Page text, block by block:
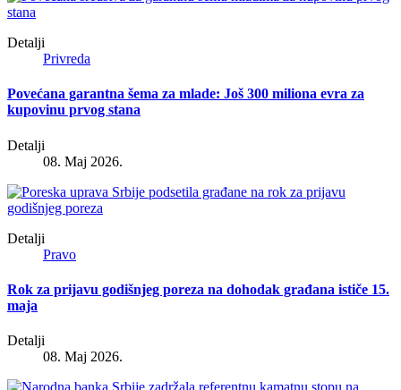
Detalji
Privreda
Povećana garantna šema za mlade: Još 300 miliona evra za
kupovinu prvog stana
Detalji
08. Maj 2026.
Detalji
Pravo
Rok za prijavu godišnjeg poreza na dohodak građana ističe 15.
maja
Detalji
08. Maj 2026.